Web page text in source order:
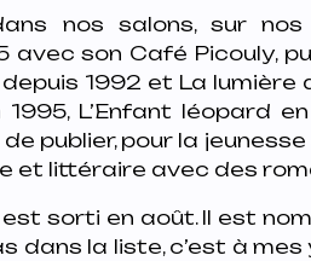
nos salons, sur nos
avec son Café Picouly,
1992 et La lumière
1995, L’Enfant léopard
de publier, pour la
et littéraire avec des
sorti en août. Il est
dans la liste, c’est à